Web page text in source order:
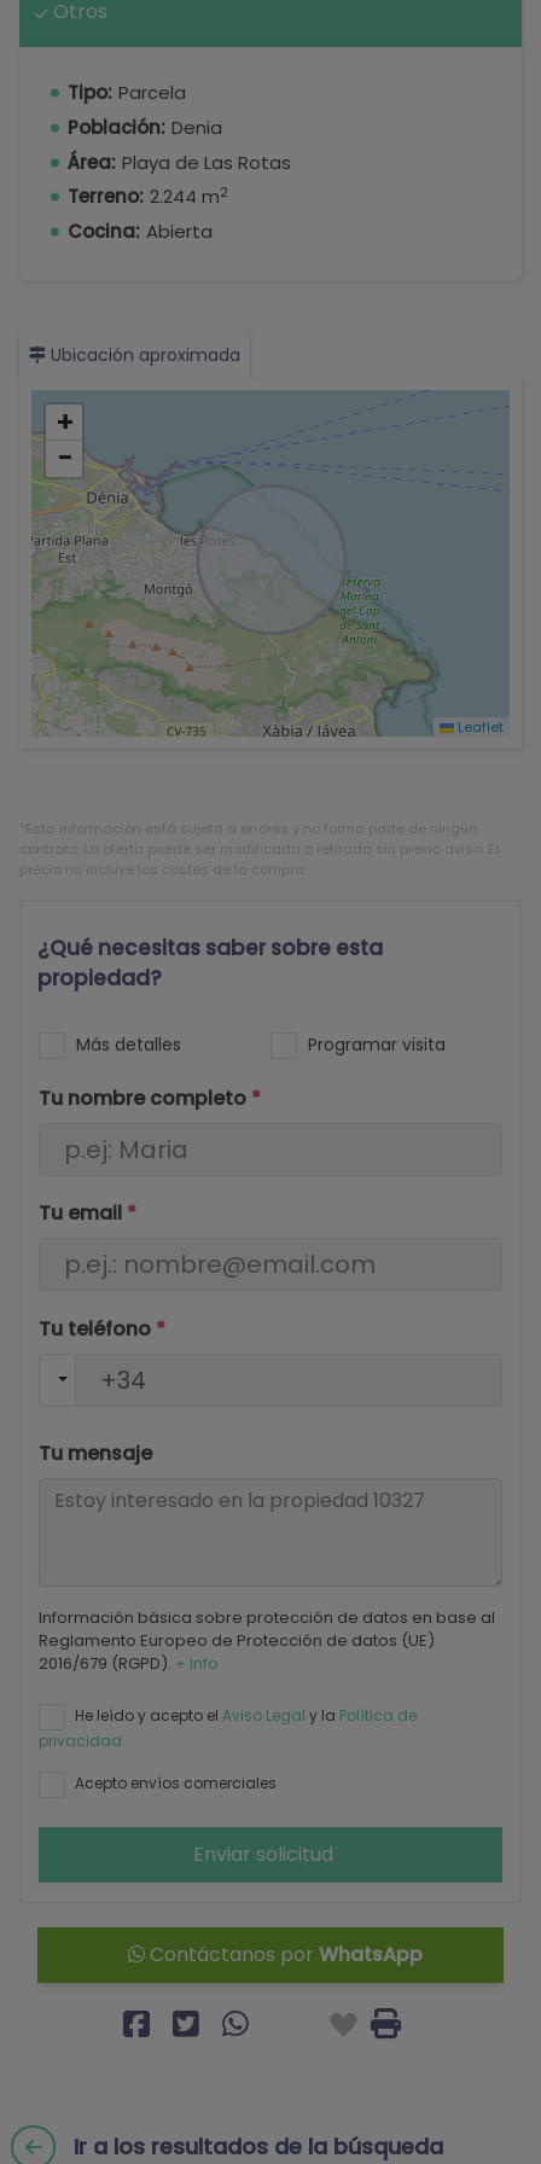
Otros
Tipo: Parcela
Población: Denia
Área: Playa de Las Rotas
Terreno: 2.244 m2
Cocina: Abierta
Ubicación aproximada
+
−
Leaflet
*Esta información está sujeta a errores y no forma parte de ningún
contrato. La oferta puede ser modificada o retirada sin previo aviso. El
precio no incluye los costes de la compra.
¿Qué necesitas saber sobre esta
propiedad?
Más detalles Programar visita
Tu nombre completo *
Tu email *
Tu teléfono *
Tu mensaje
Información básica sobre protección de datos en base al
Reglamento Europeo de Protección de datos (UE)
2016/679 (RGPD). + Info
He leído y acepto el Aviso Legal y la Política de
privacidad
Acepto envíos comerciales
Enviar solicitud
Contáctanos por WhatsApp
Ir a los resultados de la búsqueda